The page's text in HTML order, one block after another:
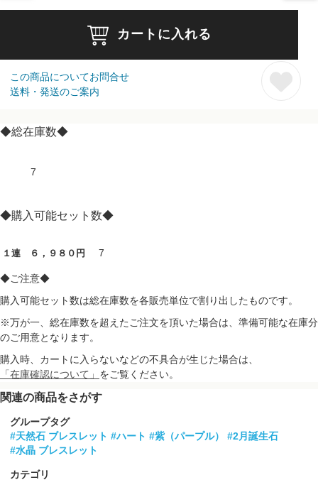
カートに入れる
この商品についてお問合せ
送料・発送のご案内
◆総在庫数◆
7
◆購入可能セット数◆
１連 ６，９８０円 7
◆ご注意◆
購入可能セット数は総在庫数を各販売単位で割り出したものです。
※万が一、総在庫数を超えたご注文を頂いた場合は、準備可能な在庫分
のご用意となります。
購入時、カートに入らないなどの不具合が生じた場合は、
「在庫確認について」 をご覧ください。
関連の商品をさがす
グループタグ
#天然石 ブレスレット #ハート #紫（パープル）
#2月誕生石
#水晶 ブレスレット
カテゴリ